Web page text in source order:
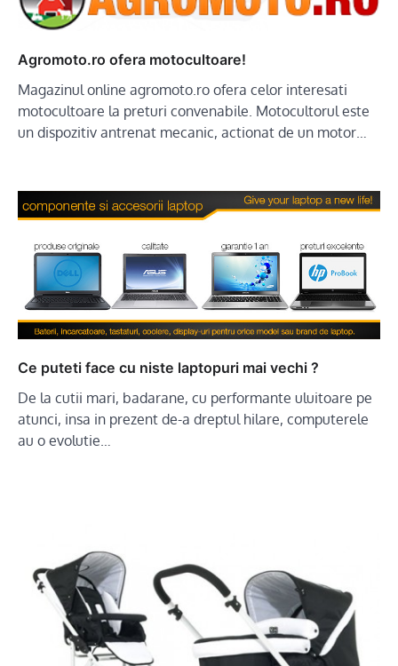
Agromoto.ro ofera motocultoare!
Magazinul online agromoto.ro ofera celor interesati
motocultoare la preturi convenabile. Motocultorul este
un dispozitiv antrenat mecanic, actionat de un motor…
Ce puteti face cu niste laptopuri mai vechi ?
De la cutii mari, badarane, cu performante uluitoare pe
atunci, insa in prezent de-a dreptul hilare, computerele
au o evolutie…